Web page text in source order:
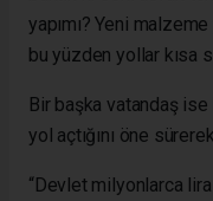
yapımı? Yeni
bu yüzden yollar kısa
Bir başka vatandaş ise
yol açtığını öne
“Devlet milyonlarca lira